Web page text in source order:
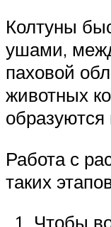
Колтуны
ушами,
паховой
животных
образуются
Работа с
таких
Чтобы